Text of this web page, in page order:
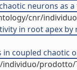
neurons as
cnr/
in root apex
coupled chaotic
prodotto/